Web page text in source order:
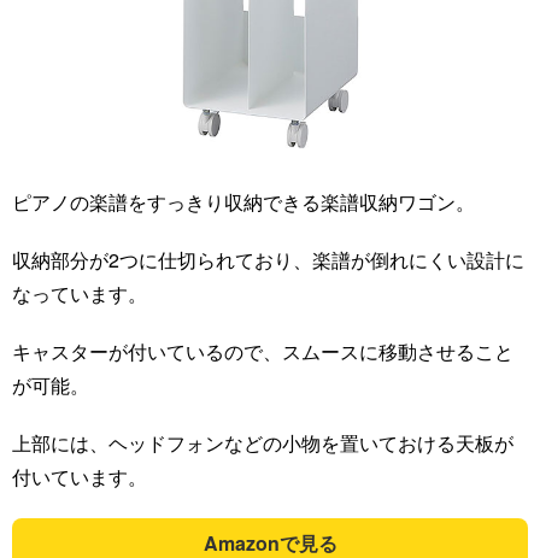
ピアノの楽譜をすっきり収納できる楽譜収納ワゴン。
収納部分が2つに仕切られており、楽譜が倒れにくい設計に
なっています。
キャスターが付いているので、スムースに移動させること
が可能。
上部には、ヘッドフォンなどの小物を置いておける天板が
付いています。
Amazonで見る